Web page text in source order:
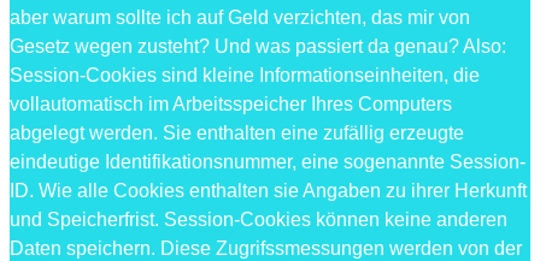
aber warum sollte ich auf Geld verzichten, das mir von
Gesetz wegen zusteht? Und was passiert da genau? Also:
Session-Cookies sind kleine Informationseinheiten, die
vollautomatisch im Arbeitsspeicher Ihres Computers
abgelegt werden. Sie enthalten eine zufällig erzeugte
eindeutige Identifikationsnummer, eine sogenannte Session-
ID. Wie alle Cookies enthalten sie Angaben zu ihrer Herkunft
und Speicherfrist. Session-Cookies können keine anderen
Daten speichern. Diese Zugrifssmessungen werden von der